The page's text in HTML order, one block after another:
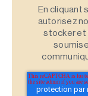
En cliquant
autorisez
stocker et